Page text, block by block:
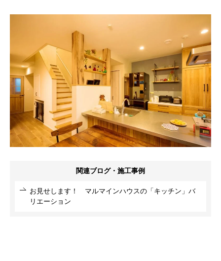
関連ブログ・施工事例
お見せします！ マルマインハウスの「キッチン」バ
リエーション